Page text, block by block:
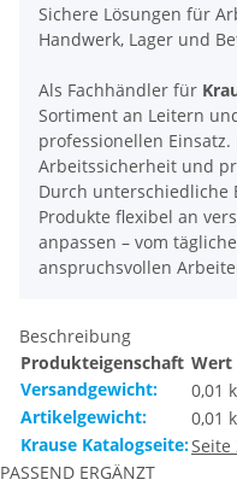
Sichere Lösungen für
Handwerk, Lager und
Als Fachhändler für
Sortiment an Leitern
professionellen
Arbeitssicherheit und
Durch unterschiedliche
Produkte flexibel an
anpassen – vom
anspruchsvollen
Beschreibung
Produkteigenschaft Wert
Versandgewicht:
0,01
Artikelgewicht:
0,01
Krause Katalogseite:Seite
PASSEND ERGÄNZT